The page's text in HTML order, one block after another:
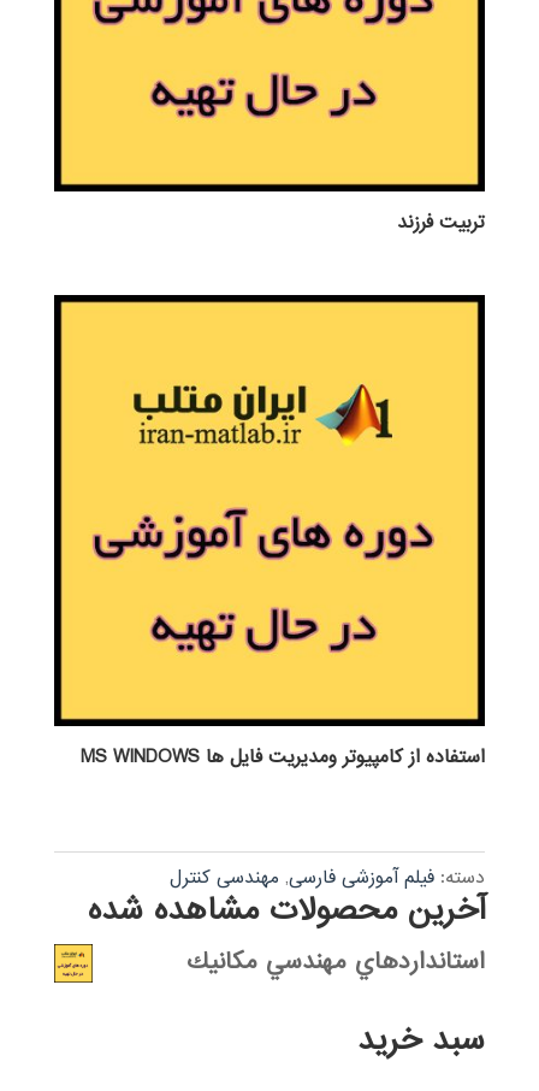
تربيت فرزند
استفاده از كامپيوتر ومديريت فايل ها MS WINDOWS
دسته: فیلم آموزشی فارسی, مهندسی کنترل
آخرین محصولات مشاهده شده
استانداردهاي مهندسي مكانيك
سبد خرید